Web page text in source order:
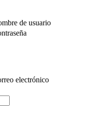
de usuario
electrónico